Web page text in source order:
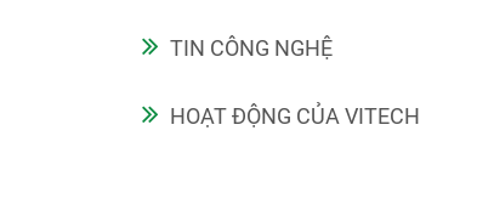
TIN CÔNG NGHỆ
HOẠT ĐỘNG CỦA VITECH